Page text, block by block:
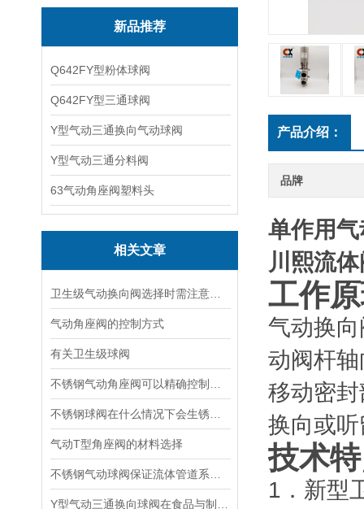
新品推荐
Q642FY型粉体球阀
Q642FY型三通球阀
Y型气动三通换向气动球阀
Y型气动三通分料阀
63气动角座阀塑料头
相关文章
气动角座阀的控制方式
有关卫生级球阀
气动T型角座阀的材料选择
产品介绍：
品牌
单作用
川熙流
工作
气动换
动阀杆
移动密
换向或
技术
1．新型